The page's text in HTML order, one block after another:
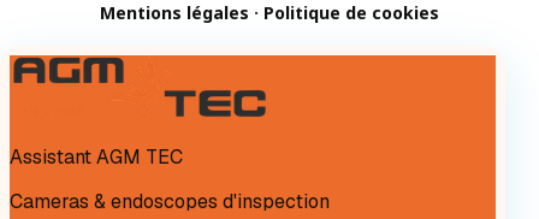
Mentions légales · Politique de cookies